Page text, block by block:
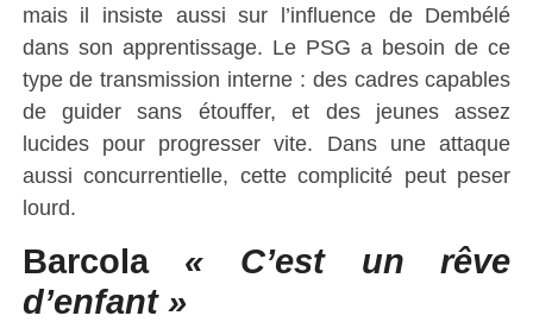
mais il insiste aussi sur l’influence de Dembélé
dans son apprentissage. Le PSG a besoin de ce
type de transmission interne : des cadres capables
de guider sans étouffer, et des jeunes assez
lucides pour progresser vite. Dans une attaque
aussi concurrentielle, cette complicité peut peser
lourd.
Barcola « C’est un rêve
d’enfant »